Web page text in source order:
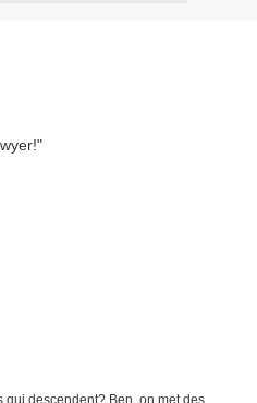
descendent? Ben, on met des